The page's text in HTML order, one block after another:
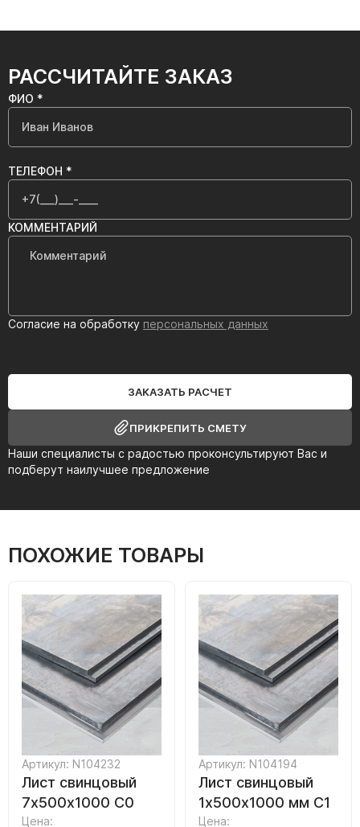
РАССЧИТАЙТЕ ЗАКАЗ
Наши специалисты с радостью проконсультируют Вас и
подберут наилучшее предложение
ФИО *
ТЕЛЕФОН *
КОММЕНТАРИЙ
Согласие на обработку персональных данных
ЗАКАЗАТЬ РАСЧЕТ
ПРИКРЕПИТЬ СМЕТУ
ПОХОЖИЕ ТОВАРЫ
Артикул: N104232
Лист свинцовый
7х500х1000 С0
Цена:
Артикул: N104194
Лист свинцовый
1х500х1000 мм С1
Цена: